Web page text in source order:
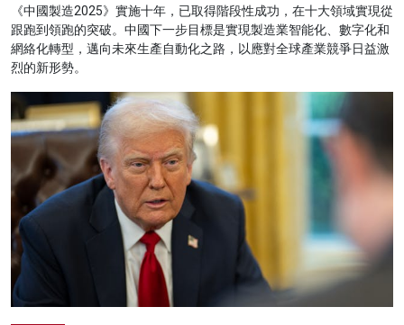
《中國製造2025》實施十年，已取得階段性成功，在十大領域實現從
跟跑到領跑的突破。中國下一步目標是實現製造業智能化、數字化和
網絡化轉型，邁向未來生產自動化之路，以應對全球產業競爭日益激
烈的新形勢。